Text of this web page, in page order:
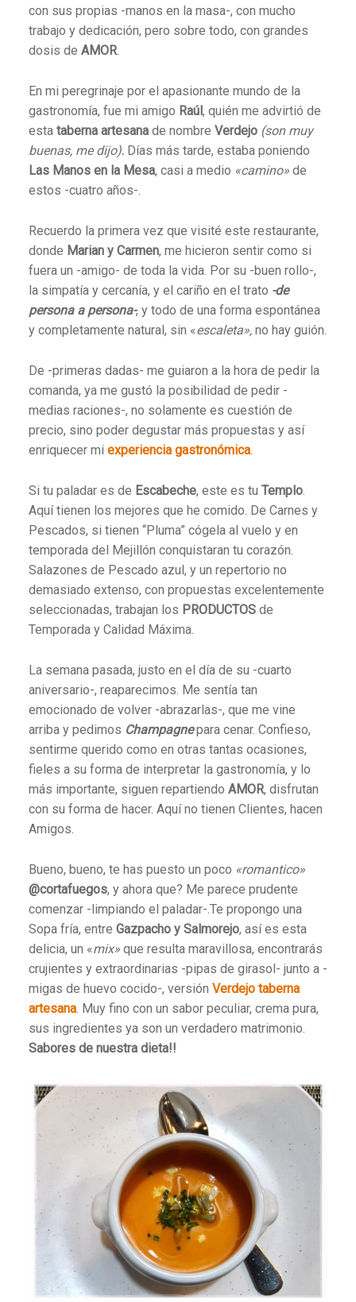
con sus propias -manos en la masa-, con mucho
trabajo y dedicación, pero sobre todo, con grandes
dosis de AMOR.
En mi peregrinaje por el apasionante mundo de la
gastronomía, fue mi amigo Raúl , quién me advirtió de
esta taberna artesanade nombre Verdejo (son muy
buenas, me dijo).Días más tarde, estaba poniendo
Las Manos en la Mesa, casi a medio «camino»de
estos -cuatro años-.
Recuerdo la primera vez que visité este restaurante,
donde Marian y Carmen, me hicieron sentir como si
fuera un -amigo- de toda la vida. Por su -buen rollo-,
la simpatía y cercanía, y el cariño en el trato -de
persona a persona-, y todo de una forma espontánea
y completamente natural, sin «escaleta», no hay guión.
De -primeras dadas- me guiaron a la hora de pedir la
comanda, ya me gustó la posibilidad de pedir -
medias raciones-, no solamente es cuestión de
precio, sino poder degustar más propuestas y así
enriquecer mi experiencia gastronómica.
Si tu paladar es de Escabeche, este es tu Templo.
Aquí tienen los mejores que he comido. De Carnes y
Pescados, si tienen “Pluma” cógela al vuelo y en
temporada del Mejillón conquistaran tu corazón.
Salazones de Pescado azul, y un repertorio no
demasiado extenso, con propuestas excelentemente
seleccionadas, trabajan los PRODUCTOSde
Temporada y Calidad Máxima.
La semana pasada, justo en el día de su -cuarto
aniversario-, reaparecimos. Me sentía tan
emocionado de volver -abrazarlas-, que me vine
arriba y pedimos Champagnepara cenar. Confieso,
sentirme querido como en otras tantas ocasiones,
fieles a su forma de interpretar la gastronomía, y lo
más importante, siguen repartiendo AMOR, disfrutan
con su forma de hacer. Aquí no tienen Clientes, hacen
Amigos.
Bueno, bueno, te has puesto un poco «romantico»
@cortafuegos, y ahora que? Me parece prudente
comenzar -limpiando el paladar-.Te propongo una
Sopa fría, entre Gazpacho y Salmorejo, así es esta
delicia, un «mix»que resulta maravillosa, encontrarás
crujientes y extraordinarias -pipas de girasol- junto a -
migas de huevo cocido-, versión Verdejo taberna
artesana. Muy fino con un sabor peculiar, crema pura,
sus ingredientes ya son un verdadero matrimonio.
Sabores de nuestra dieta!!